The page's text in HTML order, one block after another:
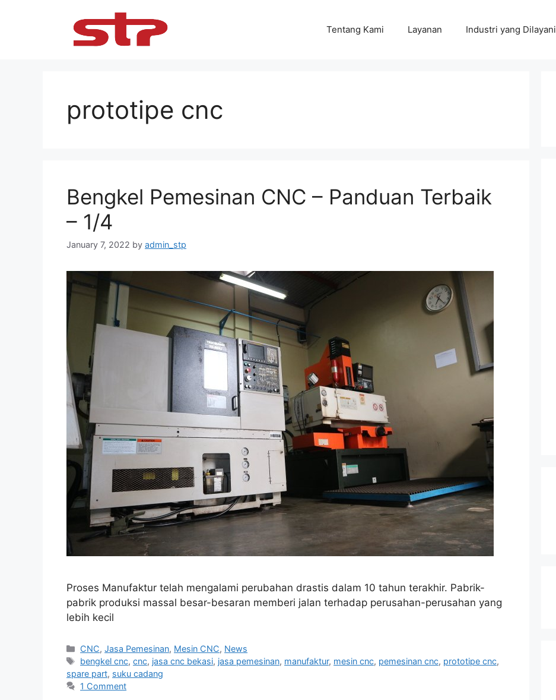
Tentang Kami Layanan Industri yang Dilayani
prototipe cnc
Bengkel Pemesinan CNC – Panduan Terbaik
– 1/4
January 7, 2022 by admin_stp
Proses Manufaktur telah mengalami perubahan drastis dalam 10 tahun terakhir. Pabrik-
pabrik produksi massal besar-besaran memberi jalan terhadap perusahan-perusahan yang
lebih kecil
Categories
CNC,Jasa Pemesinan, Mesin CNC, News
Tags
bengkel cnc,cnc, jasa cnc bekasi, jasa pemesinan, manufaktur, mesin cnc, pemesinan cnc, prototipe cnc,
spare part, suku cadang
1 Comment